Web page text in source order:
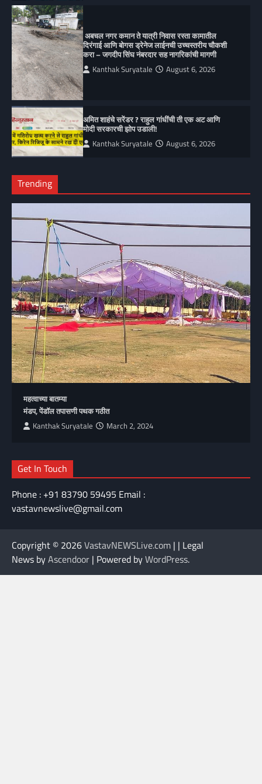
अबचल नगर कमान ते यात्री निवास रस्ता कामातील
दिरंगाई आणि बोगस ड्रेनेज लाईनची उच्चस्तरीय चौकशी
करा – जगदीप सिंघ नंबरदार सह नागरिकांची मागणी
Kanthak Suryatale August 6, 2026
अमित शाहंचे सरेंडर ? राहुल गांधींची ती एक अट आणि
मोदी सरकारची झोप उडाली!
Kanthak Suryatale August 6, 2026
Trending
महत्वाच्या बातम्या
मंडप, पेंडॉल तपासणी पथक गठीत
Kanthak Suryatale March 2, 2024
Get In Touch
Phone : +91 83790 59495 Email :
vastavnewslive@gmail.com
Copyright © 2026VastavNEWSLive.com | | Legal
News byAscendoor | Powered byWordPress.